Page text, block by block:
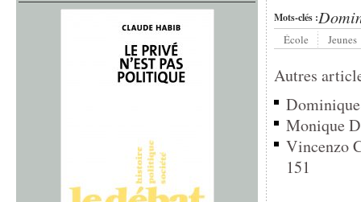
Mots-clés :
École Jeunes
Autres
Monique
Vincenzo
151